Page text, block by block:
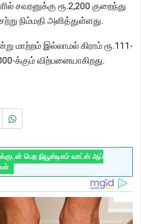
சவரனுக்கு ரூ.2,200 குறைந்து
நிம்மதி அளித்துள்ளது.
மாற்றம் இல்லாமல் கிராம் ரூ.111-
க்கும் விற்பனையாகிறது.
பெற நியூஸ்டிஎம் வாட்ஸ் ஆப்